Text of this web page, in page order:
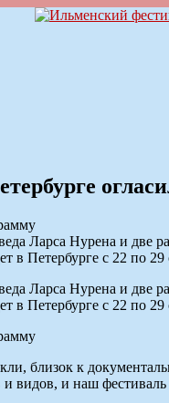
Ларса Нурена и две
в Петербурге с 22 по
Ларса Нурена и две
в Петербурге с 22 по
близок к
видов, и наш